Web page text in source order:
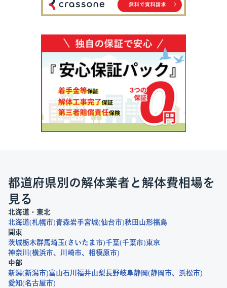
都道府県別の解体業者と解体費相場を
見る
北海道・東北
北海道 札幌市 青森岩手宮城 仙台市 秋田 山形福島
関東
茨城栃木群馬埼玉 さいたま市 千葉 千葉市 東京
神奈川
横浜市 川崎市
相模原市
中部
新潟 新潟市 富山石川 福井山梨長野岐阜静岡 静岡市
浜松市
愛知 名古屋市